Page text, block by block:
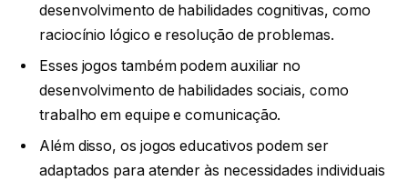
desenvolvimento de habilidades cognitivas, como
raciocínio lógico e resolução de problemas.
Esses jogos também podem auxiliar no
desenvolvimento de habilidades sociais, como
trabalho em equipe e comunicação.
Além disso, os jogos educativos podem ser
adaptados para atender às necessidades individuais